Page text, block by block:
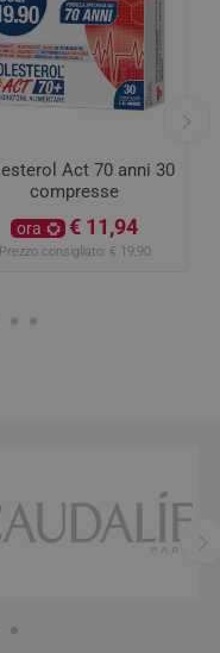
ora € 18,68
Prezzo consigliato: € 24,90